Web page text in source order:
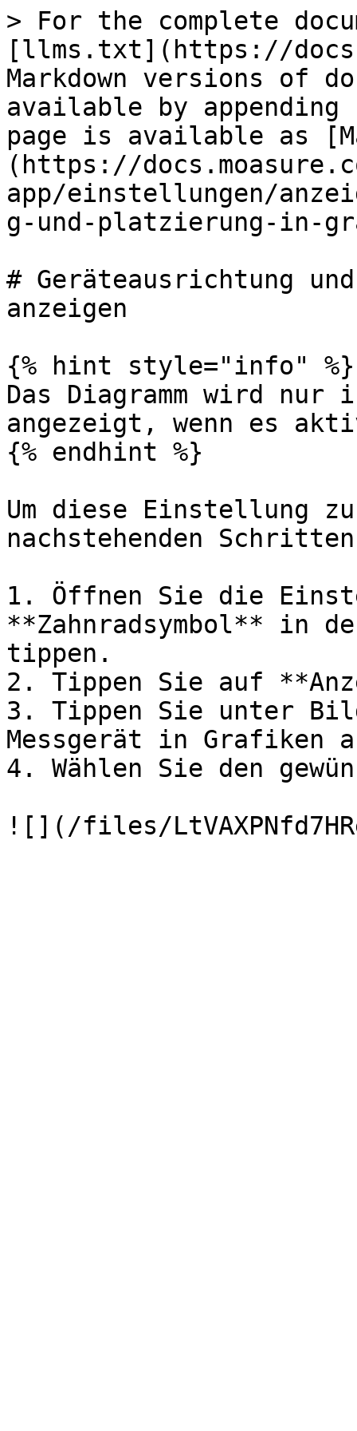
> For the complete
[llms.txt](https://
Markdown versions of
available by
page is available as
(https://
app/einstellungen/
g-und-platzierung-in-
# Geräteausrichtung
anzeigen
{% hint style="info" %}
Das Diagramm wird nur
angezeigt, wenn es
{% endhint %}
Um diese Einstellung
nachstehenden
1. Öffnen Sie die
**Zahnradsymbol** in
tippen.
2. Tippen Sie auf
3. Tippen Sie unter
Messgerät in Grafiken
4. Wählen Sie den